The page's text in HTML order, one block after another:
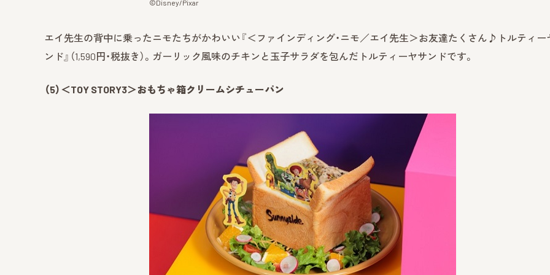
©Disney/Pixar
エイ先生の背中に乗ったニモたちがかわいい『＜ファインディング・ニモ／エイ先生＞お友達たくさん♪トルティー
ンド』（1,590円・税抜き）。ガーリック風味のチキンと玉子サラダを包んだトルティーヤサンドです。
（5）＜TOY STORY3＞おもちゃ箱クリームシチューパン